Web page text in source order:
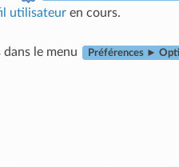
utilisateuren cours.
le menu Préférences ►